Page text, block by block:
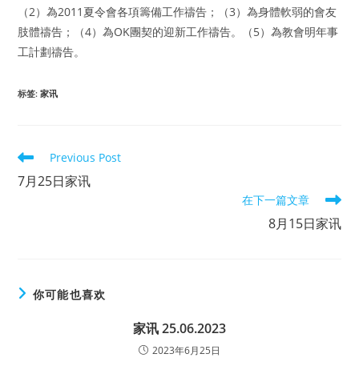
（2）為2011夏令會各項籌備工作禱告；（3）為身體軟弱的會友
肢體禱告；（4）為OK團契的迎新工作禱告。（5）為教會明年事
工計劃禱告。
标签:家讯
Read
more
articles
Previous Post
7月25日家讯
在下一篇文章
8月15日家讯
你可能也喜欢
家讯 25.06.2023
2023年6月25日